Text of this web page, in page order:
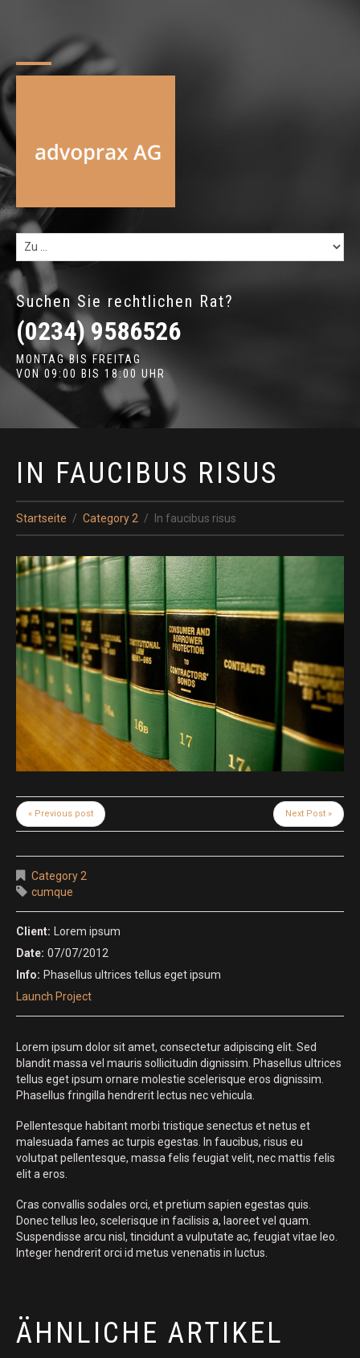
Suchen Sie rechtlichen Rat?
(0234) 9586526
MONTAG BIS FREITAG
VON 09:00 BIS 18:00 UHR
IN FAUCIBUS RISUS
Startseite Category 2 In faucibus risus
« Previous post Next Post »
Category 2
cumque
Client:
Lorem ipsum
Date: 07/07/2012
Info: Phasellus ultrices tellus eget ipsum
Launch Project
Lorem ipsum dolor sit amet, consectetur adipiscing elit. Sed
blandit massa vel mauris sollicitudin dignissim. Phasellus ultrices
tellus eget ipsum ornare molestie scelerisque eros dignissim.
Phasellus fringilla hendrerit lectus nec vehicula.
Pellentesque habitant morbi tristique senectus et netus et
malesuada fames ac turpis egestas. In faucibus, risus eu
volutpat pellentesque, massa felis feugiat velit, nec mattis felis
elit a eros.
Cras convallis sodales orci, et pretium sapien egestas quis.
Donec tellus leo, scelerisque in facilisis a, laoreet vel quam.
Suspendisse arcu nisl, tincidunt a vulputate ac, feugiat vitae leo.
Integer hendrerit orci id metus venenatis in luctus.
ÄHNLICHE ARTIKEL